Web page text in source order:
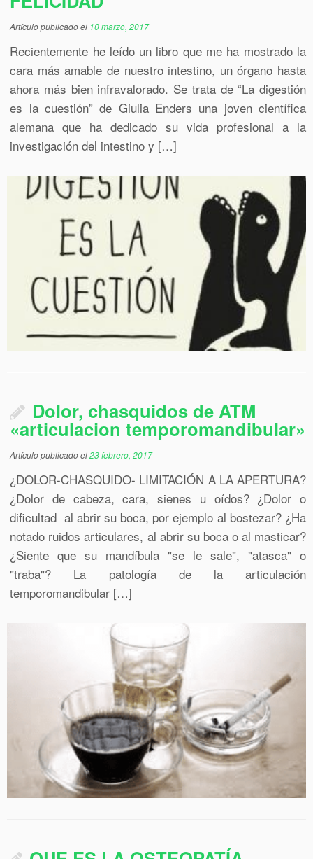
Artículo publicado el 10 marzo, 2017
Recientemente he leído un libro que me ha mostrado la
cara más amable de nuestro intestino, un órgano hasta
ahora más bien infravalorado. Se trata de “La digestión
es la cuestión” de Giulia Enders una joven científica
alemana que ha dedicado su vida profesional a la
investigación del intestino y […]
Dolor, chasquidos de ATM
«articulacion temporomandibular»
Artículo publicado el23 febrero, 2017
¿DOLOR-CHASQUIDO- LIMITACIÓN A LA APERTURA?
¿Dolor de cabeza, cara, sienes u oídos? ¿Dolor o
dificultad al abrir su boca, por ejemplo al bostezar? ¿Ha
notado ruidos articulares, al abrir su boca o al masticar?
¿Siente que su mandíbula "se le sale", "atasca" o
"traba"? La patología de la articulación
temporomandibular […]